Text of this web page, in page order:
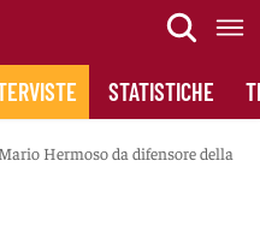
STATISTICHE
Hermoso da difensore della